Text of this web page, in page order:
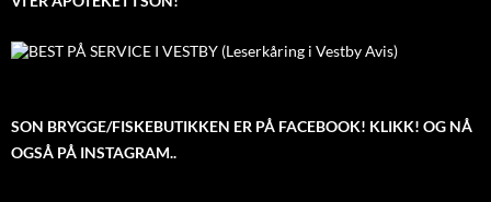
SON BRYGGE/FISKEBUTIKKEN ER PÅ FACEBOOK! KLIKK! OG NÅ
OGSÅ PÅ INSTAGRAM..